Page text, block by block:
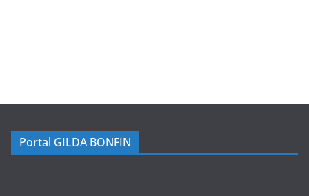
Portal GILDA BONFIN